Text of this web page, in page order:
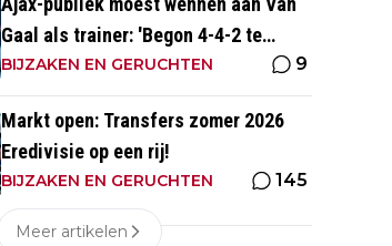
Gaal als trainer: 'Begon 4-4-2 te
spelen, vloeken in de kerk'
BIJZAKEN EN GERUCHTEN 9
Markt open: Transfers zomer 2026
Eredivisie op een rij!
BIJZAKEN EN GERUCHTEN 145
Meer artikelen